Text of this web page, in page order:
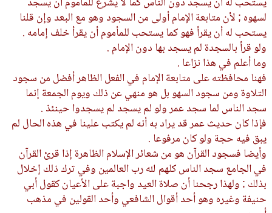
لسهوه ; لأن متابعة الإمام أولى من السجود وهو مع البعد وإن قلنا
يستحب له أن يقرأ فهو كما يستحب للمأموم أن يقرأ خلف إمامه .
ولو قرأ بالسجدة لم يسجد بها دون الإمام .
وما أعلم في هذا نزاعا .
فهنا محافظته على متابعة الإمام في الفعل الظاهر أفضل من سجود
التلاوة ومن سجود السهو بل هو منهي عن ذلك ويوم الجمعة إنما
سجد الناس لما سجد عمر ولو لم يسجد لم يسجدوا حينئذ .
فإذا كان حديث عمر قد يراد به أنه لم يكتب علينا في هذه الحال لم
يبق فيه حجة ولو كان مرفوعا .
وأيضا فسجود القرآن هو من شعائر الإسلام الظاهرة إذا قرئ القرآن
في الجامع سجد الناس كلهم لله رب العالمين وفي ترك ذلك إخلال
بذلك ; ولهذا رجحنا أن صلاة العيد واجبة على الأعيان كقول أبي
حنيفة وغيره وهو أحد أقوال الشافعي وأحد القولين في مذهب